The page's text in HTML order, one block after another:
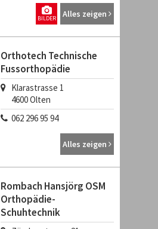
Alles zeigen
BILDER
Orthotech Technische
Fussorthopädie
Klarastrasse 1
4600Olten
062 296 95 94
Alles zeigen
Rombach Hansjörg OSM
Orthopädie-
Schuhtechnik